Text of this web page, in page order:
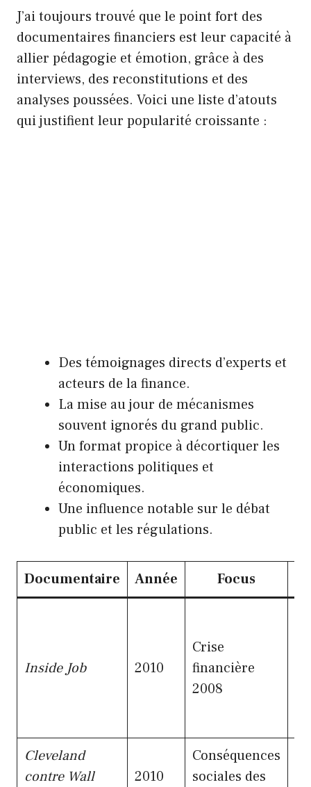
J’ai toujours trouvé que le point fort des
documentaires financiers est leur capacité à
allier pédagogie et émotion, grâce à des
interviews, des reconstitutions et des
analyses poussées. Voici une liste d’atouts
qui justifient leur popularité croissante :
Des témoignages directs d’experts et
acteurs de la finance.
La mise au jour de mécanismes
souvent ignorés du grand public.
Un format propice à décortiquer les
interactions politiques et
économiques.
Une influence notable sur le débat
public et les régulations.
Documentaire Année Focus
Inside Job 2010
Crise
financière
2008
Cleveland
contre Wall
2010
Conséquences
sociales des